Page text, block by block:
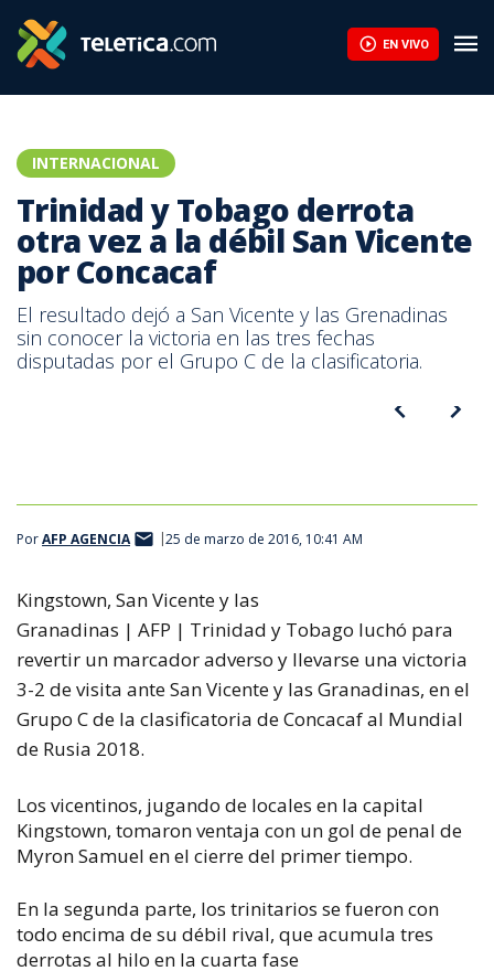
EN VIVO
INTERNACIONAL
Trinidad y Tobago derrota
otra vez a la débil San Vicente
por Concacaf
El resultado dejó a San Vicente y las Grenadinas
sin conocer la victoria en las tres fechas
disputadas por el Grupo C de la clasificatoria.
PorAFP AGENCIA 25 de marzo de 2016, 10:41 AM
Kingstown, San Vicente y las
Granadinas | AFP | Trinidad y Tobago luchó para
revertir un marcador adverso y llevarse una victoria
3-2 de visita ante San Vicente y las Granadinas, en el
Grupo C de la clasificatoria de Concacaf al Mundial
de Rusia 2018.
Los vicentinos, jugando de locales en la capital
Kingstown, tomaron ventaja con un gol de penal de
Myron Samuel en el cierre del primer tiempo.
En la segunda parte, los trinitarios se fueron con
todo encima de su débil rival, que acumula tres
derrotas al hilo en la cuarta fase